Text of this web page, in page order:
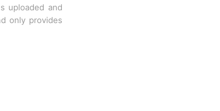
uploaded and
only provides